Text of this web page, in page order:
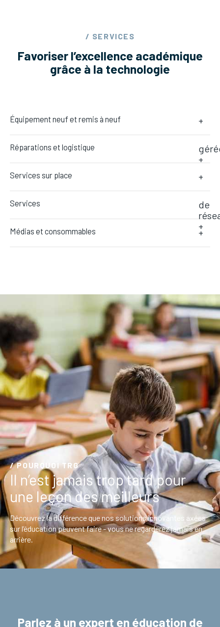
/ SERVICES
Favoriser l’excellence académique
grâce à la technologie
Équipement neuf et remis à neuf +
Réparations et logistique
+
Services sur place +
Services
de
+
Médias et consommables +
/ POURQUOI TRG
Il n’est jamais trop tard pour
une leçon des meilleurs
Découvrez la différence que nos solutions innovantes axées
sur l’éducation peuvent faire - vous ne regarderez jamais en
arrière.
Parlez à un expert en éducation de